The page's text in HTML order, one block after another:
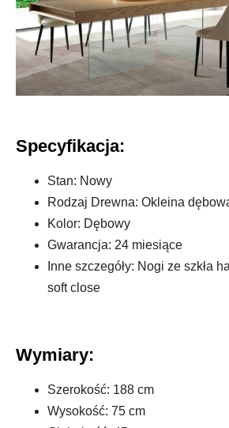
Specyfikacja:
Stan: Nowy
Rodzaj Drewna: Okleina
Kolor: Dębowy
Gwarancja: 24 miesiące
Inne szczegóły: Nogi ze szkła
soft close
Wymiary:
Szerokość: 188 cm
Wysokość: 75 cm